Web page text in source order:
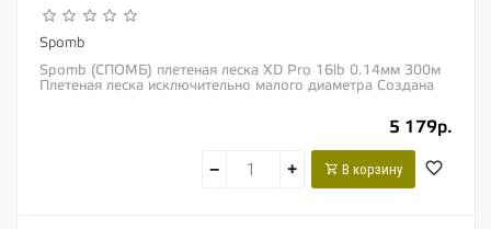
Spomb
Spomb (СПОМБ) плетеная леска XD Pro 16lb 0.14мм 300м
Плетеная леска исключительно малого диаметра Создана
5 179р.
− + В корзину